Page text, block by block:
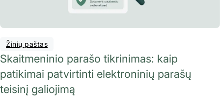
Žinių paštas
Skaitmeninio parašo tikrinimas: kaip
patikimai patvirtinti elektroninių parašų
teisinį galiojimą